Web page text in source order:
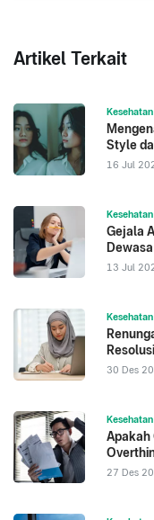
Artikel Terkait
Style
16 Jul
Gejala
Dewasa
13 Jul
30 Des
Apakah
27 Des